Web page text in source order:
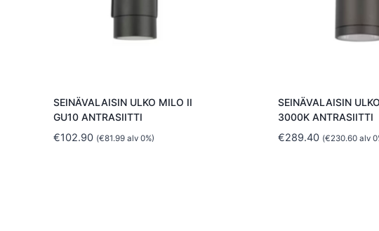
SEINÄVALAISIN ULKO MILO II
GU10 ANTRASIITTI
€102.90 (€81.99alv 0%)
SEINÄVALAISIN
3000K ANTRASIITTI
€289.40 (€230.60 alv